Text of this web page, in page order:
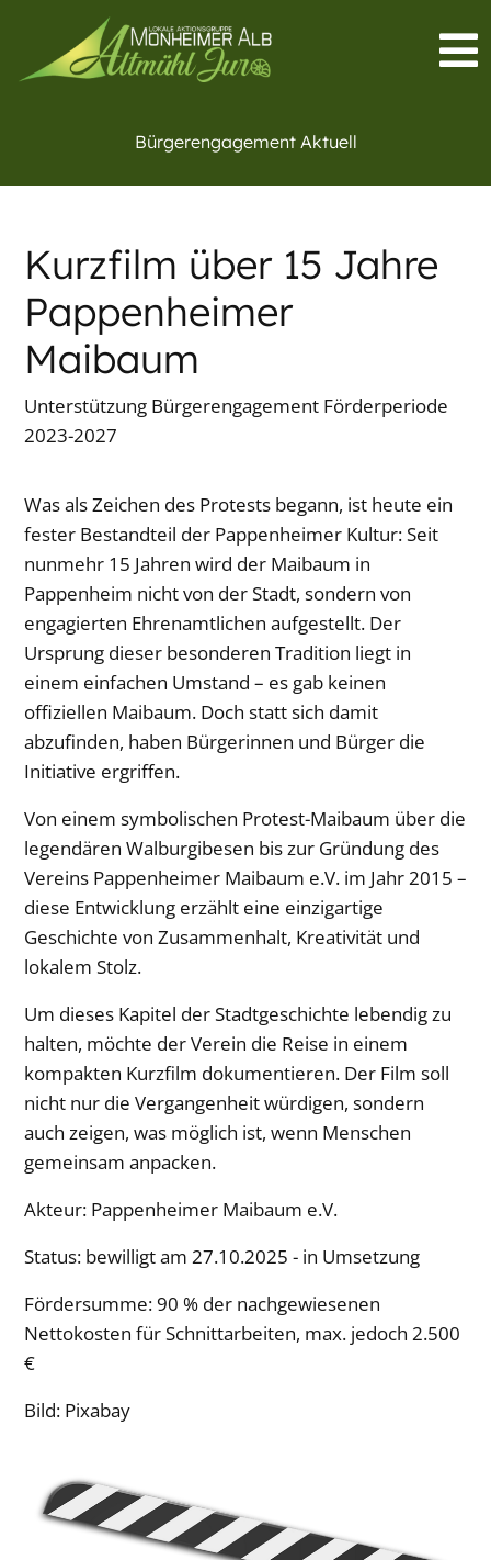
Bürgerengagement Aktuell
Kurzfilm über 15 Jahre
Pappenheimer
Maibaum
Unterstützung Bürgerengagement Förderperiode
2023-2027
Was als Zeichen des Protests begann, ist heute ein
fester Bestandteil der Pappenheimer Kultur: Seit
nunmehr 15 Jahren wird der Maibaum in
Pappenheim nicht von der Stadt, sondern von
engagierten Ehrenamtlichen aufgestellt. Der
Ursprung dieser besonderen Tradition liegt in
einem einfachen Umstand – es gab keinen
offiziellen Maibaum. Doch statt sich damit
abzufinden, haben Bürgerinnen und Bürger die
Initiative ergriffen.
Von einem symbolischen Protest-Maibaum über die
legendären Walburgibesen bis zur Gründung des
Vereins Pappenheimer Maibaum e.V. im Jahr 2015 –
diese Entwicklung erzählt eine einzigartige
Geschichte von Zusammenhalt, Kreativität und
lokalem Stolz.
Um dieses Kapitel der Stadtgeschichte lebendig zu
halten, möchte der Verein die Reise in einem
kompakten Kurzfilm dokumentieren. Der Film soll
nicht nur die Vergangenheit würdigen, sondern
auch zeigen, was möglich ist, wenn Menschen
gemeinsam anpacken.
Akteur: Pappenheimer Maibaum e.V.
Status: bewilligt am 27.10.2025 - in Umsetzung
Fördersumme: 90 % der nachgewiesenen
Nettokosten für Schnittarbeiten, max. jedoch 2.500
€
Bild: Pixabay